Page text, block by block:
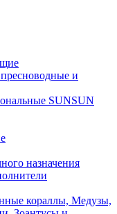
и
SUNSUN
назначения
кораллы, Медузы,